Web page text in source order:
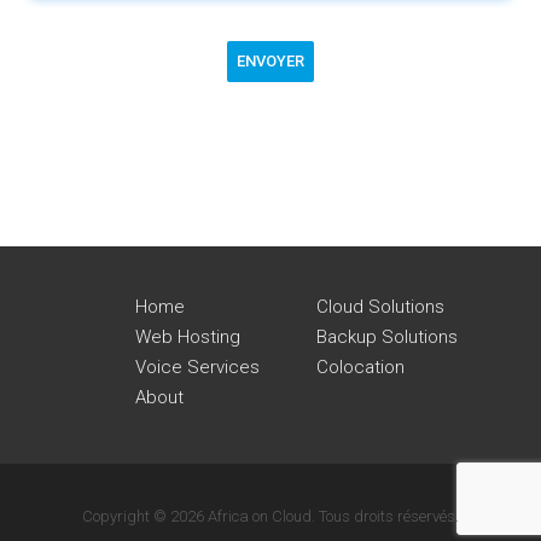
ENVOYER
Home
Cloud Solutions
Web Hosting
Backup Solutions
Voice Services
Colocation
About
Copyright © 2026 Africa on Cloud. Tous droits réservés.